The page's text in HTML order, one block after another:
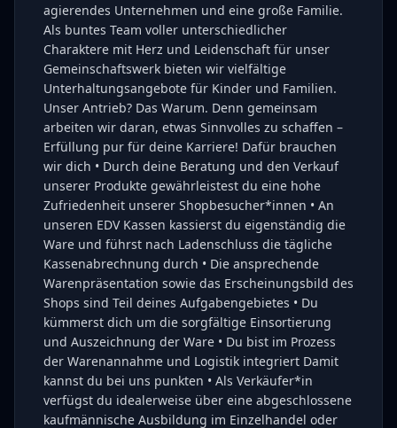
agierendes Unternehmen und eine große Familie.
Als buntes Team voller unterschiedlicher
Charaktere mit Herz und Leidenschaft für unser
Gemeinschaftswerk bieten wir vielfältige
Unterhaltungsangebote für Kinder und Familien.
Unser Antrieb? Das Warum. Denn gemeinsam
arbeiten wir daran, etwas Sinnvolles zu schaffen –
Erfüllung pur für deine Karriere! Dafür brauchen
wir dich • Durch deine Beratung und den Verkauf
unserer Produkte gewährleistest du eine hohe
Zufriedenheit unserer Shopbesucher*innen • An
unseren EDV Kassen kassierst du eigenständig die
Ware und führst nach Ladenschluss die tägliche
Kassenabrechnung durch • Die ansprechende
Warenpräsentation sowie das Erscheinungsbild des
Shops sind Teil deines Aufgabengebietes • Du
kümmerst dich um die sorgfältige Einsortierung
und Auszeichnung der Ware • Du bist im Prozess
der Warenannahme und Logistik integriert Damit
kannst du bei uns punkten • Als Verkäufer*in
verfügst du idealerweise über eine abgeschlossene
kaufmännische Ausbildung im Einzelhandel oder